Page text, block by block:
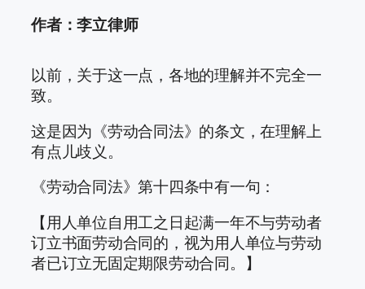
作者：李立律师
以前，关于这一点，各地的理解并不完全一
致。
这是因为《劳动合同法》的条文，在理解上
有点儿歧义。
《劳动合同法》第十四条中有一句：
【用人单位自用工之日起满一年不与劳动者
订立书面劳动合同的，视为用人单位与劳动
者已订立无固定期限劳动合同。】